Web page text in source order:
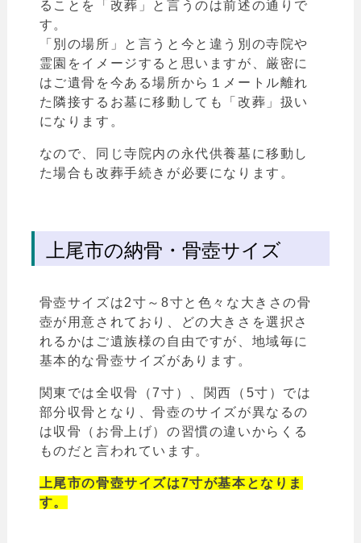
ることを
「 改葬」と言うのは前述の通りで
す。
「 別の場所 」と言うと今と違う別の寺院や
霊園をイメージすると思いますが、厳密に
はご遺骨を今ある場所から１メートル離れ
た隣接するお墓に移動しても「改葬」扱い
になります。
なので、同じ寺院内の永代供養墓に移動し
た場合も改葬手続きが必要になります。
上尾市の納骨・骨壺サイズ
骨壺サイズは2寸～8寸と色々な大きさの骨
壺が用意されており、どの大きさを選択さ
れるかはご遺族様の自由ですが、地域毎に
基本的な骨壺サイズがあります。
関東では全収骨（7寸）、関西（5寸）では
部分収骨となり、骨壺のサイズが異なるの
は収骨（お骨上げ）の習慣の違いからくる
ものだと言われています。
上尾市の骨壺サイズは7寸が基本となりま
す。